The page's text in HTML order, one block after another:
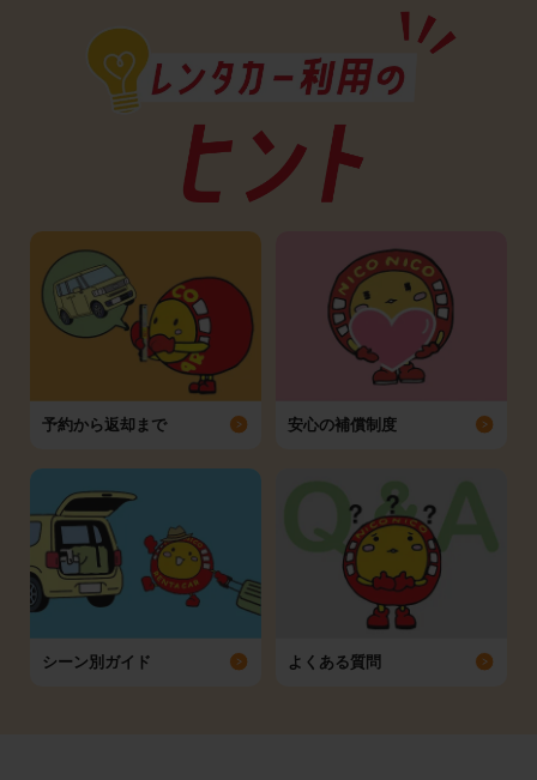
予約から返却まで 安心の補償制度
シーン別ガイド よくある質問